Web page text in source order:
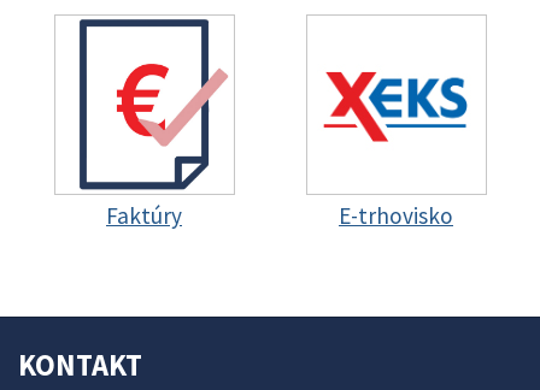
Faktúry E-trhovisko
KONTAKT